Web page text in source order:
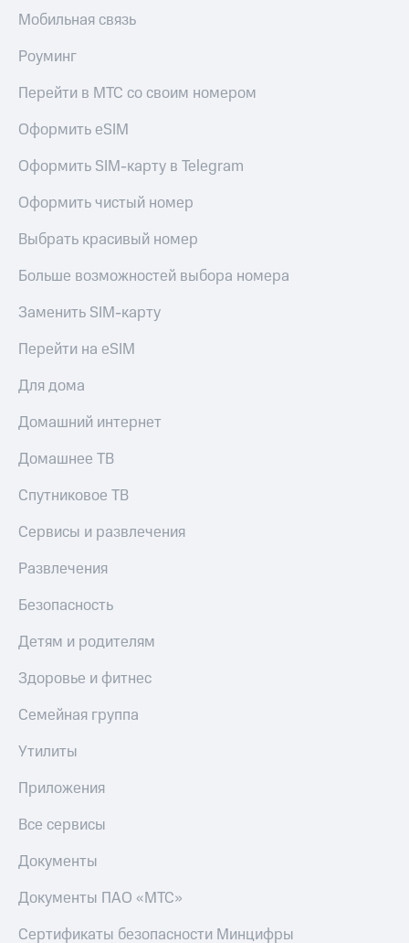
Мобильная связь
Роуминг
Перейти в МТС со своим номером
Оформить eSIM
Оформить SIM-карту в Telegram
Оформить чистый номер
Выбрать красивый номер
Больше возможностей выбора номера
Заменить SIM-карту
Перейти на eSIM
Для дома
Домашний интернет
Домашнее ТВ
Спутниковое ТВ
Сервисы и развлечения
Развлечения
Безопасность
Детям и родителям
Здоровье и фитнес
Семейная группа
Утилиты
Приложения
Все сервисы
Документы
Документы ПАО «МТС»
Сертификаты безопасности Минцифры